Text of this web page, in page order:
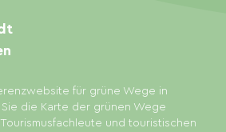
für grüne Wege in
die Karte der grünen Wege
und touristischen